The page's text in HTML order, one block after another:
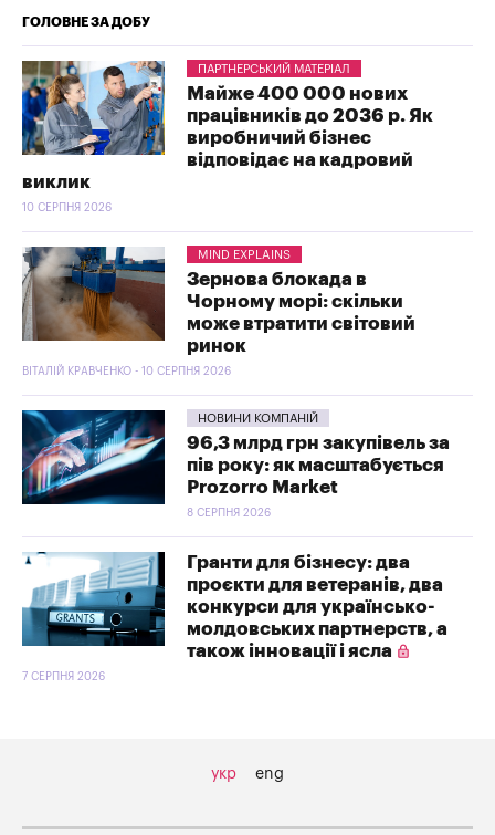
ГОЛОВНЕ ЗА ДОБУ
ПАРТНЕРСЬКИЙ МАТЕРІАЛ
Майже 400 000 нових
працівників до 2036 р. Як
виробничий бізнес
відповідає на кадровий
виклик
10 СЕРПНЯ 2026
MIND EXPLAINS
Зернова блокада в
Чорному морі: скільки
може втратити світовий
ринок
ВІТАЛІЙ КРАВЧЕНКО - 10 СЕРПНЯ 2026
НОВИНИ КОМПАНІЙ
96,3 млрд грн закупівель за
пів року: як масштабується
Prozorro Market
8 СЕРПНЯ 2026
Гранти для бізнесу: два
проєкти для ветеранів, два
конкурси для українсько-
молдовських партнерств, а
також інновації і ясла
7 СЕРПНЯ 2026
укр eng